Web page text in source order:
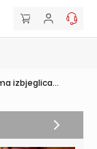
izbjeglica...